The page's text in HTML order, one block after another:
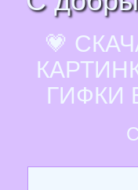
💗
ГИФКИ